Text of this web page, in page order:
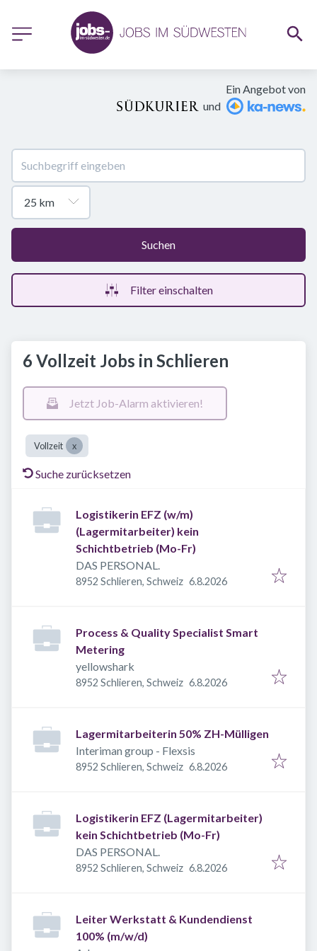
Ein Angebot von
und
Suchen
Filter einschalten
6 Vollzeit Jobs in Schlieren
Jetzt Job-Alarm aktivieren!
Vollzeit
Suche zurücksetzen
Logistikerin EFZ (w/m)
(Lagermitarbeiter) kein
Schichtbetrieb (Mo-Fr)
DAS PERSONAL.
8952 Schlieren, Schweiz Veröffentlicht
6.8.2026
Process & Quality Specialist Smart
Metering
yellowshark
8952 Schlieren, Schweiz Veröffentlicht
6.8.2026
Lagermitarbeiterin 50% ZH-Mülligen
Interiman group - Flexsis
8952 Schlieren, Schweiz Veröffentlicht
6.8.2026
Logistikerin EFZ (Lagermitarbeiter)
kein Schichtbetrieb (Mo-Fr)
DAS PERSONAL.
8952 Schlieren, Schweiz Veröffentlicht
6.8.2026
Leiter Werkstatt & Kundendienst
100% (m/w/d)